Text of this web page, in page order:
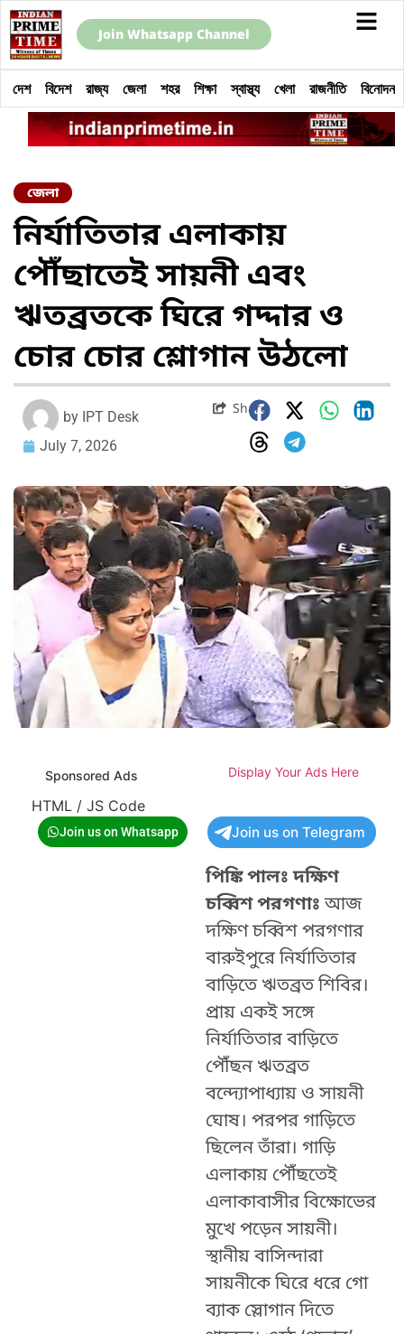
Join Whatsapp Channel
দেশ বিদেশ রাজ্য জেলা শহর শিক্ষা স্বাস্থ্য খেলা রাজনীতি বিনোদন
জেলা
নির্যাতিতার এলাকায়
পৌঁছাতেই সায়নী এবং
ঋতব্রতকে ঘিরে গদ্দার ও
চোর চোর শ্লোগান উঠলো
by IPT Desk
July 7, 2026
Share
Sponsored Ads Display Your Ads Here
HTML / JS Code
Join us on Whatsapp Join us on Telegram
পিঙ্কি পালঃ দক্ষিণ
চব্বিশ পরগণাঃআজ
দক্ষিণ চব্বিশ পরগণার
বারুইপুরে নির্যাতিতার
বাড়িতে ঋতব্রত শিবির।
প্রায় একই সঙ্গে
নির্যাতিতার বাড়িতে
পৌঁছন ঋতব্রত
বন্দ্যোপাধ্যায় ও সায়নী
ঘোষ। পরপর গাড়িতে
ছিলেন তাঁরা। গাড়ি
এলাকায় পৌঁছতেই
এলাকাবাসীর বিক্ষোভের
মুখে পড়েন সায়নী।
স্থানীয় বাসিন্দারা
সায়নীকে ঘিরে ধরে গো
ব্যাক স্লোগান দিতে